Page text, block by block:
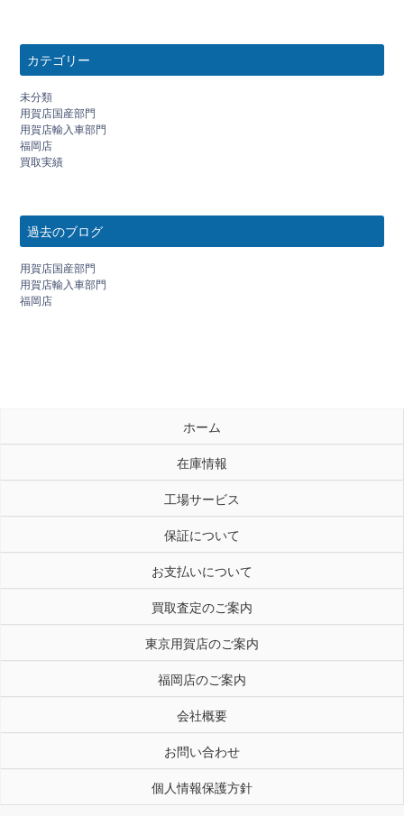
カテゴリー
未分類
用賀店国産部門
用賀店輸入車部門
福岡店
買取実績
過去のブログ
用賀店国産部門
用賀店輸入車部門
福岡店
ホーム
在庫情報
工場サービス
保証について
お支払いについて
買取査定のご案内
東京用賀店のご案内
福岡店のご案内
会社概要
お問い合わせ
個人情報保護方針